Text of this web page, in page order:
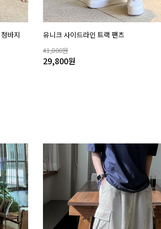
바지
유니크 사이드라인 트랙 팬츠
41,800원
29,800원